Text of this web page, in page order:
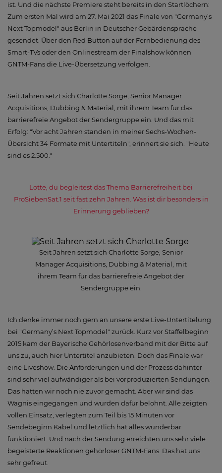
ist. Und die nächste Premiere steht bereits in den Startlöchern:
Zum ersten Mal wird am 27. Mai 2021 das Finale von "Germany’s
Next Topmodel" aus Berlin in Deutscher Gebärdensprache
gesendet. Über den Red Button auf der Fernbedienung des
Smart-TVs oder den Onlinestream der Finalshow können
GNTM-Fans die Live-Übersetzung verfolgen.
Seit Jahren setzt sich Charlotte Sorge, Senior Manager
Acquisitions, Dubbing & Material, mit ihrem Team für das
barrierefreie Angebot der Sendergruppe ein. Und das mit
Erfolg: "Vor acht Jahren standen in meiner Sechs-Wochen-
Übersicht 34 Formate mit Untertiteln", erinnert sie sich. "Heute
sind es 2.500."
Lotte, du begleitest das Thema Barrierefreiheit bei
ProSiebenSat.1 seit fast zehn Jahren. Was ist dir besonders in
Erinnerung geblieben?
Seit Jahren setzt sich Charlotte Sorge, Senior
Manager Acquisitions, Dubbing & Material, mit
ihrem Team für das barrierefreie Angebot der
Sendergruppe ein.
Ich denke immer noch gern an unsere erste Live-Untertitelung
bei "Germany’s Next Topmodel" zurück. Kurz vor Staffelbeginn
2015 kam der Bayerische Gehörlosenverband mit der Bitte auf
uns zu, auch hier Untertitel anzubieten. Doch das Finale war
eine Liveshow. Die Anforderungen und der Prozess dahinter
sind sehr viel aufwändiger als bei vorproduzierten Sendungen.
Das hatten wir noch nie zuvor gemacht. Aber wir sind das
Wagnis eingegangen und wurden dafür belohnt. Alle zeigten
vollen Einsatz, verlegten zum Teil bis 15 Minuten vor
Sendebeginn Kabel und letztlich hat alles wunderbar
funktioniert. Und nach der Sendung erreichten uns sehr viele
begeisterte Reaktionen gehörloser GNTM-Fans. Das hat uns
sehr gefreut.